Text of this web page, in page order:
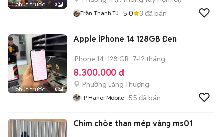
1 phút trước 3
Trần Thanh Tú 5.0 3 đã bán
1 phút trước 5
Apple iPhone 14 128GB Đen
iPhone 14 128 GB 7-12 tháng
8.300.000 đ
Phường Láng Thượng
TP Hanoi Mobile 55 đã bán
Chim chòe than mép vàng ms01